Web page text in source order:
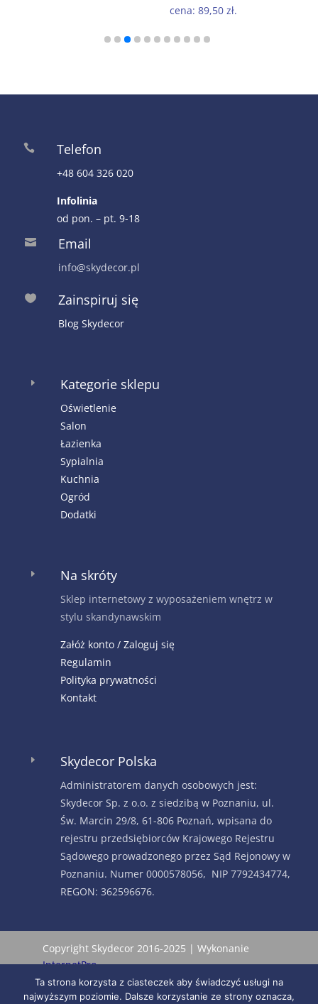
wynosiła:
cena: 89,50 zł.
 Telefon
+48 604 326 020
Infolinia
od pon. – pt. 9-18
 Email
info@skydecor.pl
 Zainspiruj się
Blog Skydecor
E Kategorie sklepu
Oświetlenie
Salon
Łazienka
Sypialnia
Kuchnia
Ogród
Dodatki
E Na skróty
Sklep internetowy z wyposażeniem wnętrz w
stylu skandynawskim
Załóż konto / Zaloguj się
Regulamin
Polityka prywatności
Kontakt
E Skydecor Polska
Administratorem danych osobowych jest:
Skydecor Sp. z o.o. z siedzibą w Poznaniu, ul.
Św. Marcin 29/8, 61-806 Poznań, wpisana do
rejestru przedsiębiorców Krajowego Rejestru
Sądowego prowadzonego przez Sąd Rejonowy w
Poznaniu. Numer 0000578056, NIP 7792434774,
REGON: 362596676.
Copyright Skydecor 2016-2025 | Wykonanie
InternetPro
Ta strona korzysta z ciasteczek aby świadczyć usługi na
najwyższym poziomie. Dalsze korzystanie ze strony oznacza,